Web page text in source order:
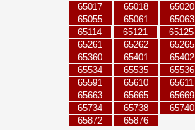
65017
65018 65020
65055
65061 65063
65114
65121 65125
65261
65262 65265
65360
65401 65402
65534
65535 65536
65591
65610 65611
65663
65665 65669
65734
65738 65740
65872
65876